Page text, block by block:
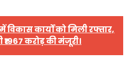
विकास कार्यों को मिली रफ्तार,
₹1967 करोड़ की मंजूरी।